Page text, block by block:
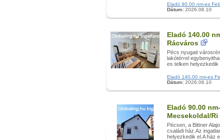
Eladó 90.00 nm-es
Dátum: 2026.08.10
Eladó 140.00
Rácváros
Pécs nyugati
lakótérrel
es telken helyezkedik
Eladó 140.00 nm-es
Dátum: 2026.08.10
Eladó 90.00
Mecsekoldal/Ri
Pécsen, a Bittner
családi ház.Az
helyezkedik el.A ház